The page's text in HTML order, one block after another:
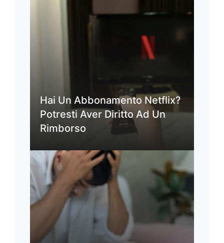
Hai Un Abbonamento Netflix?
Potresti Aver Diritto Ad Un
Rimborso